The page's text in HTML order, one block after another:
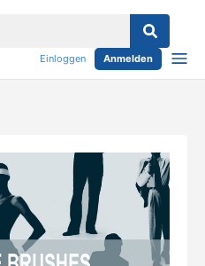
Einloggen Anmelden